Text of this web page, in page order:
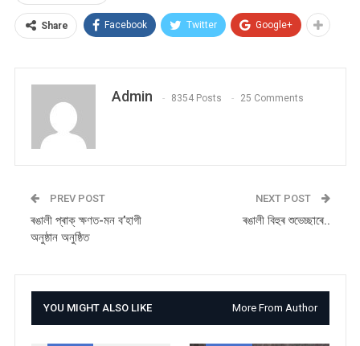
Share Facebook Twitter Google+
Admin 8354 Posts 25 Comments
PREV POST
ৰঙালী প্ৰাক্ ক্ষণত-মন ব’হাগী
অনুষ্ঠান অনুষ্ঠিত
NEXT POST
ৰঙালী বিহুৰ শুভেচ্ছাৰে..
YOU MIGHT ALSO LIKE More From Author